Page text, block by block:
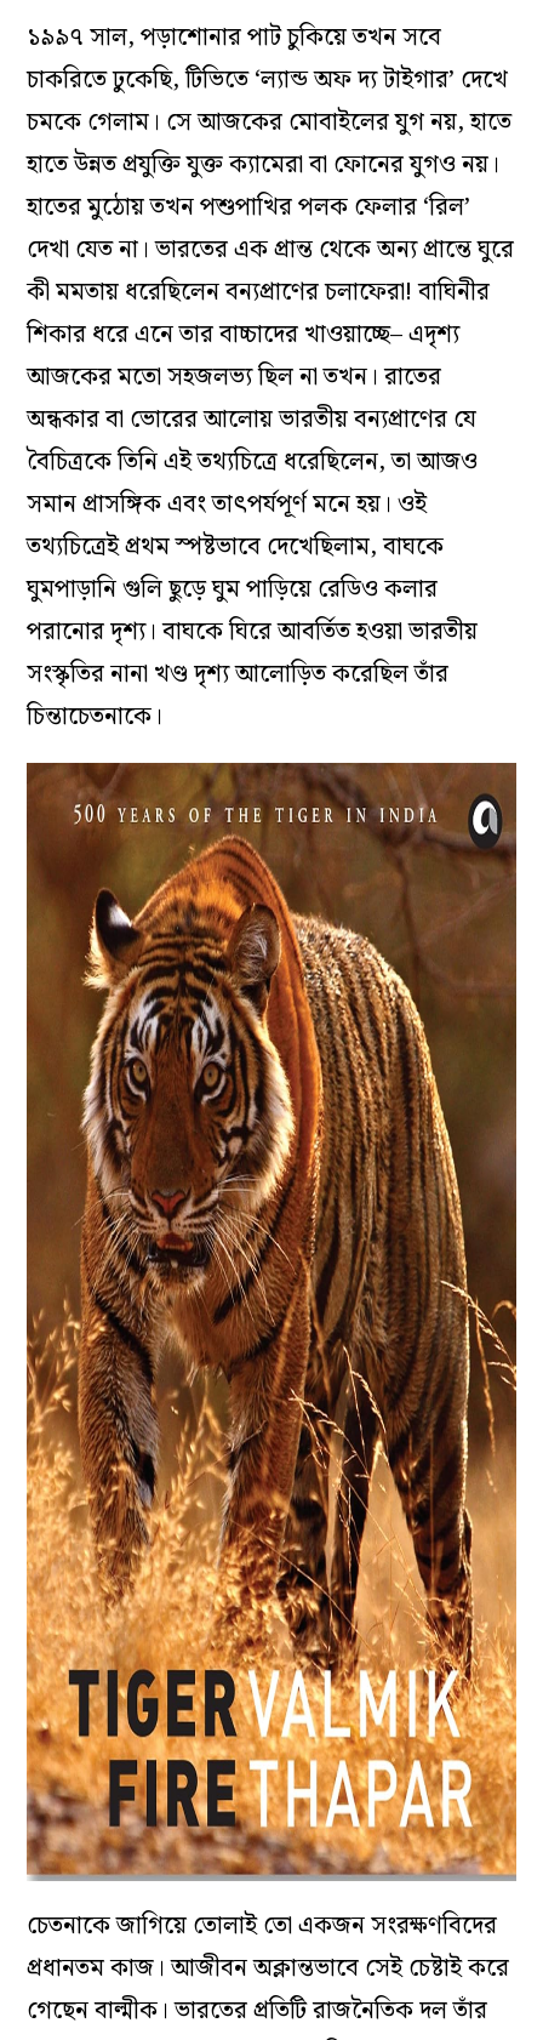
১৯৯৭ সাল, পড়াশোনার পাট চুকিয়ে তখন সবে
চাকরিতে ঢুকেছি, টিভিতে ‘ল্যান্ড অফ দ্য টাইগার’ দেখে
চমকে গেলাম। সে আজকের মোবাইলের যুগ নয়, হাতে
হাতে উন্নত প্রযুক্তি যুক্ত ক্যামেরা বা ফোনের যুগও নয়।
হাতের মুঠোয় তখন পশুপাখির পলক ফেলার ‘রিল’
দেখা যেত না। ভারতের এক প্রান্ত থেকে অন্য প্রান্তে ঘুরে
কী মমতায় ধরেছিলেন বন্যপ্রাণের চলাফেরা! বাঘিনীর
শিকার ধরে এনে তার বাচ্চাদের খাওয়াচ্ছে– এদৃশ্য
আজকের মতো সহজলভ্য ছিল না তখন। রাতের
অন্ধকার বা ভোরের আলোয় ভারতীয় বন্যপ্রাণের যে
বৈচিত্রকে তিনি এই তথ্যচিত্রে ধরেছিলেন, তা আজও
সমান প্রাসঙ্গিক এবং তাৎপর্যপূর্ণ মনে হয়। ওই
তথ্যচিত্রেই প্রথম স্পষ্টভাবে দেখেছিলাম, বাঘকে
ঘুমপাড়ানি গুলি ছুড়ে ঘুম পাড়িয়ে রেডিও কলার
পরানোর দৃশ্য। বাঘকে ঘিরে আবর্তিত হওয়া ভারতীয়
সংস্কৃতির নানা খণ্ড দৃশ্য আলোড়িত করেছিল তাঁর
চিন্তাচেতনাকে।
চেতনাকে জাগিয়ে তোলাই তো একজন সংরক্ষণবিদের
প্রধানতম কাজ। আজীবন অক্লান্তভাবে সেই চেষ্টাই করে
গেছেন বাল্মীক। ভারতের প্রতিটি রাজনৈতিক দল তাঁর